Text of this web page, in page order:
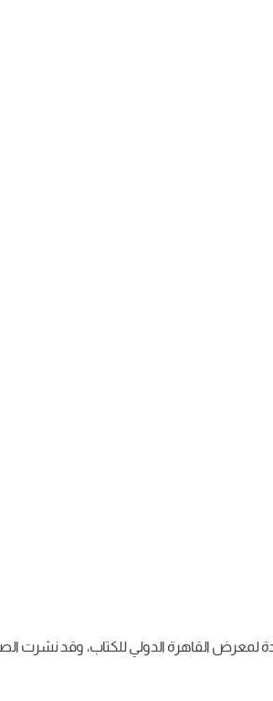
لمعرض القاهرة الدولي للكتاب، وقد نشرت